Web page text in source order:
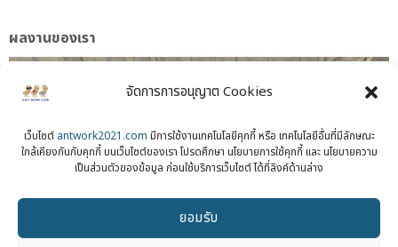
จัดการการอนุญาต Cookies
เว็บไซต์ antwork2021.com มีการใช้งานเทคโนโลยีคุกกี้ หรือ เทคโนโลยีอื่นที่มีลักษณะ
ใกล้เคียงกันกับคุกกี้ บนเว็บไซต์ของเรา โปรดศึกษา นโยบายการใช้คุกกี้ และ นโยบายความ
เป็นส่วนตัวของข้อมูล ก่อนใช้บริการเว็บไซต์ ได้ที่ลิงค์ด้านล่าง
ยอมรับ
ผลงานของเรา